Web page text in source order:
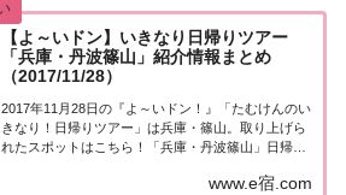
【よ～いドン】いきなり日帰りツアー
「兵庫・丹波篠山」紹介情報まとめ
（2017/11/28）
2017年11月28日の『よ～いドン！』「たむけんのい
きなり！日帰りツアー」は兵庫・篠山。取り上げら
れたスポットはこちら！「兵庫・丹波篠山」日帰り
りツアーにご招待する『たむけんの日帰りツアー』
www.e宿.com